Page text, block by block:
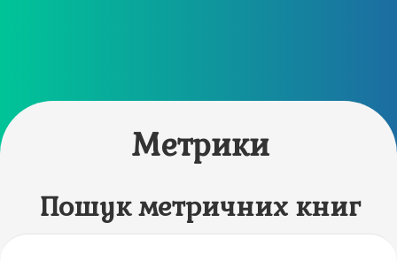
Метрики
Пошук метричних книг